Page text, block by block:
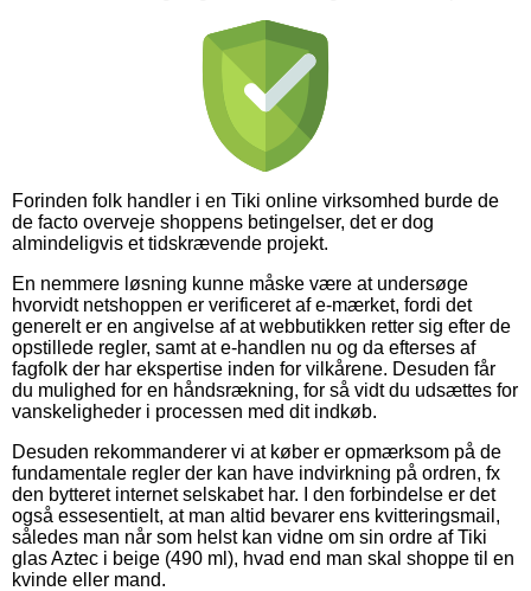
Forinden folk handler i en Tiki online virksomhed burde de
de facto overveje shoppens betingelser, det er dog
almindeligvis et tidskrævende projekt.
En nemmere løsning kunne måske være at undersøge
hvorvidt netshoppen er verificeret af e-mærket, fordi det
generelt er en angivelse af at webbutikken retter sig efter de
opstillede regler, samt at e-handlen nu og da efterses af
fagfolk der har ekspertise inden for vilkårene. Desuden får
du mulighed for en håndsrækning, for så vidt du udsættes for
vanskeligheder i processen med dit indkøb.
Desuden rekommanderer vi at køber er opmærksom på de
fundamentale regler der kan have indvirkning på ordren, fx
den bytteret internet selskabet har. I den forbindelse er det
også essesentielt, at man altid bevarer ens kvitteringsmail,
således man når som helst kan vidne om sin ordre af Tiki
glas Aztec i beige (490 ml), hvad end man skal shoppe til en
kvinde eller mand.